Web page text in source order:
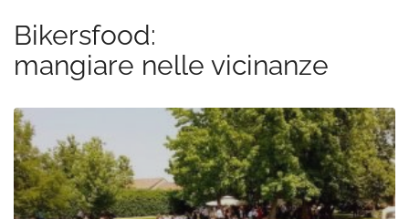
Bikersfood:
mangiare nelle vicinanze